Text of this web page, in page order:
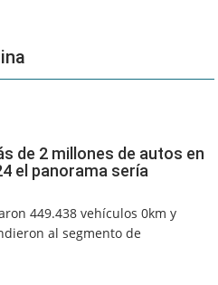
de 2 millones de autos en
el panorama sería
449.438 vehículos 0km y
al segmento de